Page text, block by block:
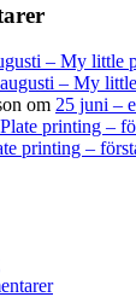
– My little
– My
om 25 juni –
printing –
printing –